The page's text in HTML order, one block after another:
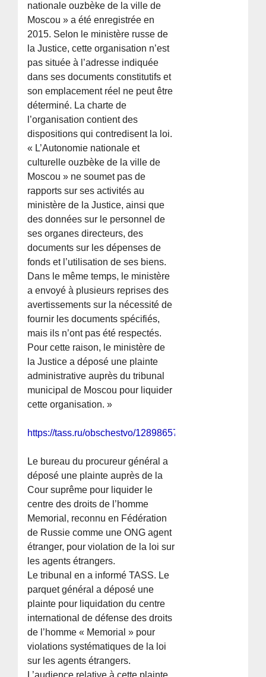
nationale ouzbèke de la ville de
Moscou » a été enregistrée en
2015. Selon le ministère russe de
la Justice, cette organisation n’est
pas située à l’adresse indiquée
dans ses documents constitutifs et
son emplacement réel ne peut être
déterminé. La charte de
l’organisation contient des
dispositions qui contredisent la loi.
« L’Autonomie nationale et
culturelle ouzbèke de la ville de
Moscou » ne soumet pas de
rapports sur ses activités au
ministère de la Justice, ainsi que
des données sur le personnel de
ses organes directeurs, des
documents sur les dépenses de
fonds et l’utilisation de ses biens.
Dans le même temps, le ministère
a envoyé à plusieurs reprises des
avertissements sur la nécessité de
fournir les documents spécifiés,
mais ils n’ont pas été respectés.
Pour cette raison, le ministère de
la Justice a déposé une plainte
administrative auprès du tribunal
municipal de Moscou pour liquider
cette organisation. »
https://tass.ru/obschestvo/12898657
Le bureau du procureur général a
déposé une plainte auprès de la
Cour suprême pour liquider le
centre des droits de l’homme
Memorial, reconnu en Fédération
de Russie comme une ONG agent
étranger, pour violation de la loi sur
les agents étrangers.
Le tribunal en a informé TASS. Le
parquet général a déposé une
plainte pour liquidation du centre
international de défense des droits
de l’homme « Memorial » pour
violations systématiques de la loi
sur les agents étrangers.